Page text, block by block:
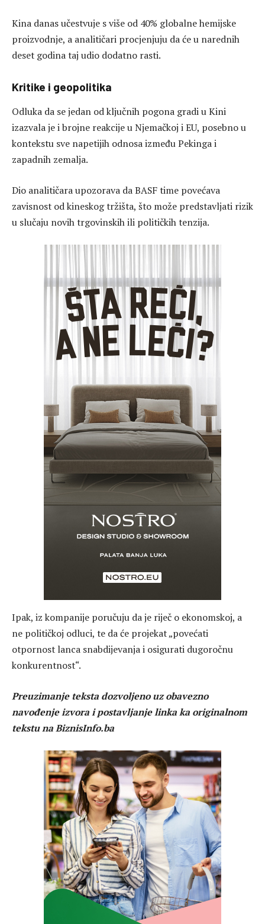
Kina danas učestvuje s više od 40% globalne hemijske
proizvodnje, a analitičari procjenjuju da će u narednih
deset godina taj udio dodatno rasti.
Kritike i geopolitika
Odluka da se jedan od ključnih pogona gradi u Kini
izazvala je i brojne reakcije u Njemačkoj i EU, posebno u
kontekstu sve napetijih odnosa između Pekinga i
zapadnih zemalja.
Dio analitičara upozorava da BASF time povećava
zavisnost od kineskog tržišta, što može predstavljati rizik
u slučaju novih trgovinskih ili političkih tenzija.
Ipak, iz kompanije poručuju da je riječ o ekonomskoj, a
ne političkoj odluci, te da će projekat „povećati
otpornost lanca snabdijevanja i osigurati dugoročnu
konkurentnost“.
Preuzimanje teksta dozvoljeno uz obavezno
navođenje izvora i postavljanje linka ka originalnom
tekstu na BiznisInfo.ba